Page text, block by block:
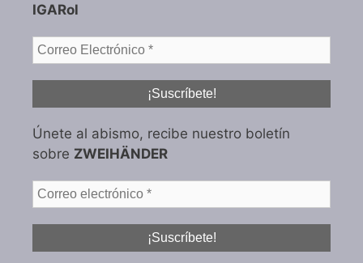
IGARol
Únete al abismo, recibe nuestro boletín
sobre ZWEIHÄNDER